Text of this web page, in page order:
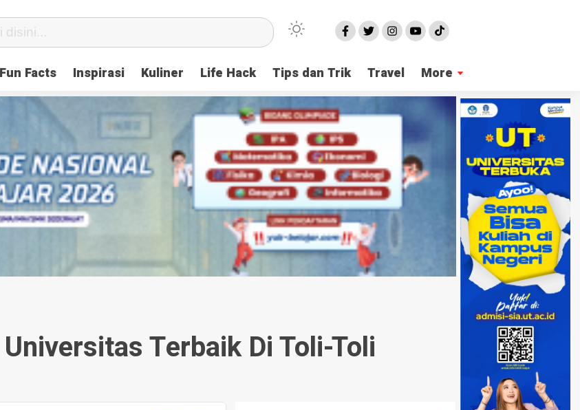
Fun Facts Inspirasi Kuliner Life Hack Tips dan Trik Travel More
Terbaik Di Toli-Toli